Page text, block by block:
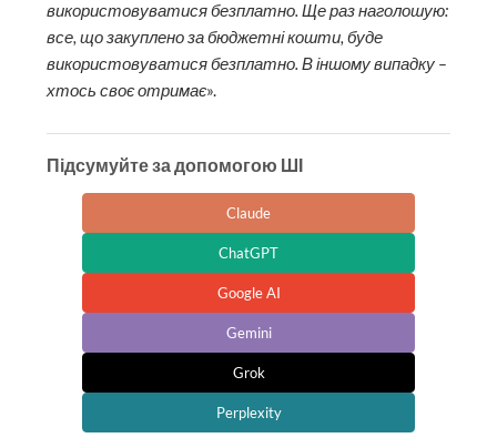
використовуватися безплатно. Ще раз наголошую:
все, що закуплено за бюджетні кошти, буде
використовуватися безплатно. В іншому випадку –
хтось своє отримає».
Підсумуйте за допомогою ШІ
Claude
ChatGPT
Google AI
Gemini
Grok
Perplexity